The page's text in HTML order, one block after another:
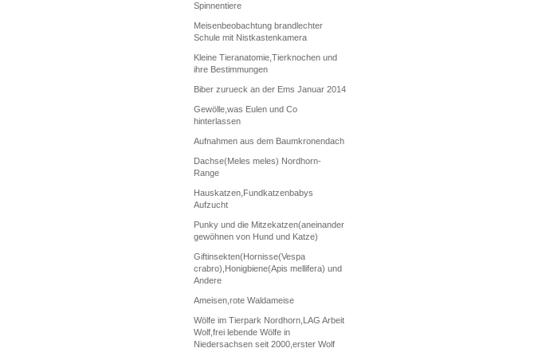
Spinnentiere
Meisenbeobachtung brandlechter
Schule mit Nistkastenkamera
Kleine Tieranatomie,Tierknochen und
ihre Bestimmungen
Biber zurueck an der Ems Januar 2014
Gewölle,was Eulen und Co
hinterlassen
Aufnahmen aus dem Baumkronendach
Dachse(Meles meles) Nordhorn-
Range
Hauskatzen,Fundkatzenbabys
Aufzucht
Punky und die Mitzekatzen(aneinander
gewöhnen von Hund und Katze)
Giftinsekten(Hornisse(Vespa
crabro),Honigbiene(Apis mellifera) und
Andere
Ameisen,rote Waldameise
Wölfe im Tierpark Nordhorn,LAG Arbeit
Wolf,frei lebende Wölfe in
Niedersachsen seit 2000,erster Wolf